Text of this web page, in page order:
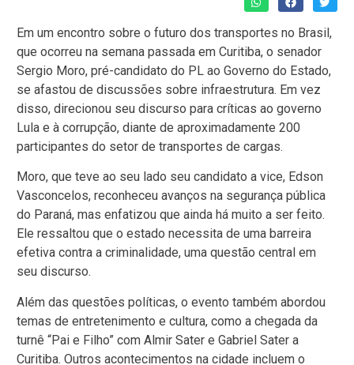
Em um encontro sobre o futuro dos transportes no Brasil,
que ocorreu na semana passada em Curitiba, o senador
Sergio Moro, pré-candidato do PL ao Governo do Estado,
se afastou de discussões sobre infraestrutura. Em vez
disso, direcionou seu discurso para críticas ao governo
Lula e à corrupção, diante de aproximadamente 200
participantes do setor de transportes de cargas.
Moro, que teve ao seu lado seu candidato a vice, Edson
Vasconcelos, reconheceu avanços na segurança pública
do Paraná, mas enfatizou que ainda há muito a ser feito.
Ele ressaltou que o estado necessita de uma barreira
efetiva contra a criminalidade, uma questão central em
seu discurso.
Além das questões políticas, o evento também abordou
temas de entretenimento e cultura, como a chegada da
turnê “Pai e Filho” com Almir Sater e Gabriel Sater a
Curitiba. Outros acontecimentos na cidade incluem o